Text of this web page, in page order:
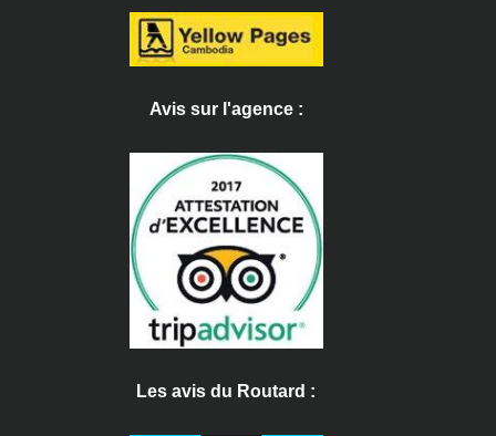
Avis sur l'agence :
Les avis du Routard :